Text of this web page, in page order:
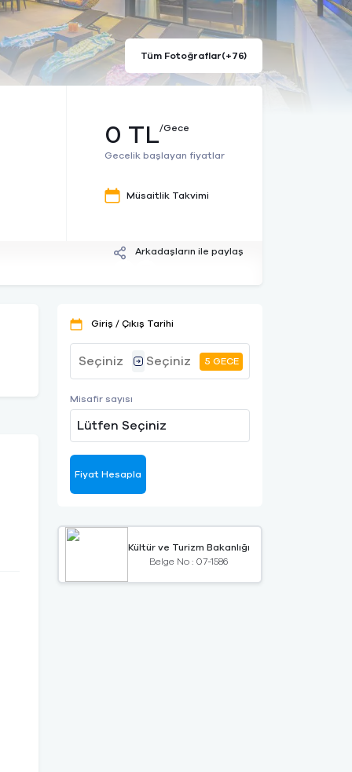
Tüm Fotoğraflar(+76)
0 TL/Gece
Gecelik başlayan fiyatlar
Müsaitlik Takvimi
Arkadaşların ile paylaş
Giriş / Çıkış Tarihi
5 GECE
Misafir sayısı
Lütfen Seçiniz
Fiyat Hesapla
Kültür ve Turizm Bakanlığı
Belge No : 07-1586